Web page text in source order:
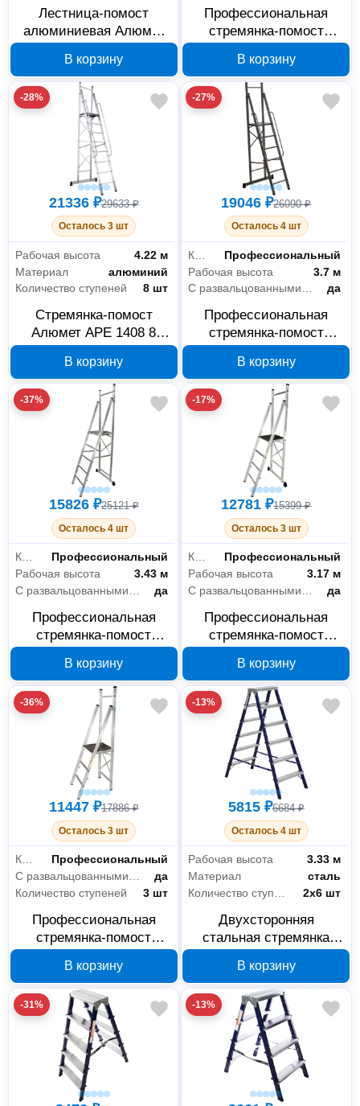
Лестница-помост
алюминиевая Алюмет
4006
В корзину
Профессиональная
стремянка-помост
ступеней, арт. APE 1410
В корзину
-28%
21336 ₽29633 ₽
Осталось 3 шт
Рабочая высота
4.22 м
Материал
алюминий
Количество ступеней
8 шт
Стремянка-помост
Алюмет APE 1408 8
В корзину
-27%
19046 ₽26090 ₽
Осталось 4 шт
Класс товара
Профессиональный
Рабочая высота
3.7 м
С развальцованными ступенями
да
Профессиональная
стремянка-помост
ступеней, арт. APE 1406
В корзину
-37%
15826 ₽25121 ₽
Осталось 4 шт
Класс товара
Профессиональный
Рабочая высота
3.43 м
да
Профессиональная
стремянка-помост
ступеней, арт. APE 1405
В корзину
-17%
12781 ₽15399 ₽
Осталось 3 шт
Класс товара
Профессиональный
Рабочая высота
3.17 м
да
Профессиональная
стремянка-помост
ступеней, арт. APE 1404
В корзину
-36%
11447 ₽17886 ₽
Осталось 3 шт
Класс товара
Профессиональный
да
Количество ступеней
3 шт
Профессиональная
стремянка-помост
ступеней, арт. APE 1403
В корзину
-13%
5815 ₽6684 ₽
Осталось 4 шт
Рабочая высота
3.33 м
Материал
сталь
2х6 шт
Двухсторонняя
стальная стремянка
В корзину
-31% -13%